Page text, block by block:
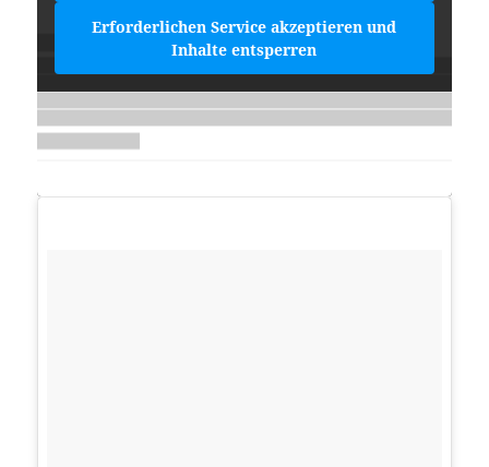
Erforderlichen Service akzeptieren und
Inhalte entsperren